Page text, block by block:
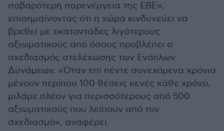
σοβαρότερη παρενέργεια της ΕΒΕ»,
επισημαίνοντας ότι η χώρα κινδυνεύει να
βρεθεί με εκατοντάδες λιγότερους
αξιωματικούς από όσους προβλέπει ο
σχεδιασμός στελέχωσης των Ενόπλων
Δυνάμεων. «Όταν επί πέντε συνεχόμενα χρόνια
μένουν περίπου 100 θέσεις κενές κάθε χρόνο,
μιλάμε πλέον για περισσότερους από 500
αξιωματικούς που λείπουν από τον
σχεδιασμό», αναφέρει.